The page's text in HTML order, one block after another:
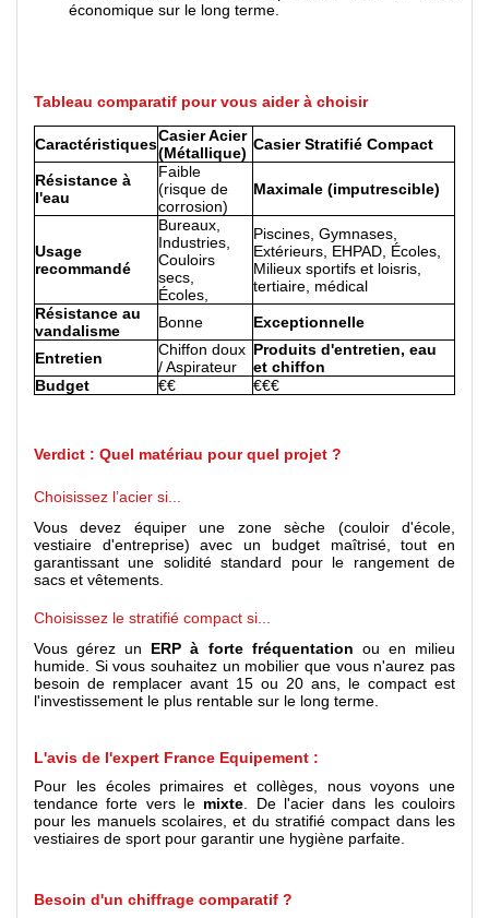
économique sur le long terme.
Tableau comparatif pour vous aider à choisir
CaractéristiquesCasier Acier
(Métallique) Casier Stratifié Compact
Résistance à
l'eau
Faible
(risque de
corrosion)
Maximale (imputrescible)
Usage
recommandé
Bureaux,
Industries,
Couloirs
secs,
Écoles,
Piscines, Gymnases,
Extérieurs, EHPAD, Écoles,
Milieux sportifs et loisris,
tertiaire, médical
Résistance au
vandalisme
Bonne Exceptionnelle
Entretien
Chiffon doux
/ Aspirateur
Produits d'entretien, eau
et chiffon
Budget
€€ €€€
Verdict : Quel matériau pour quel projet ?
Choisissez l’acier si...
Vous devez équiper une zone sèche (couloir d'école,
vestiaire d'entreprise) avec un budget maîtrisé, tout en
garantissant une solidité standard pour le rangement de
sacs et vêtements.
Choisissez le stratifié compact si...
Vous gérez un ERP à forte fréquentation ou en milieu
humide. Si vous souhaitez un mobilier que vous n'aurez pas
besoin de remplacer avant 15 ou 20 ans, le compact est
l'investissement le plus rentable sur le long terme.
L'avis de l'expert France Equipement :
Pour les écoles primaires et collèges, nous voyons une
tendance forte vers le mixte . De l'acier dans les couloirs
pour les manuels scolaires, et du stratifié compact dans les
vestiaires de sport pour garantir une hygiène parfaite.
Besoin d'un chiffrage comparatif ?